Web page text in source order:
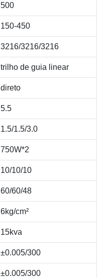
500
150-450
3216/3216/3216
trilho de guia linear
direto
5.5
1.5/1.5/3.0
750W*2
10/10/10
60/60/48
6kg/cm²
15kva
±0.005/300
±0.005/300